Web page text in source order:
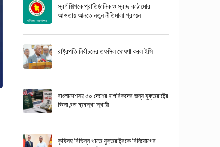
স্বর্ণ শিল্পকে প্রাতিষ্ঠানিক ও স্বচ্ছ কাঠামোর
আওতায় আনতে নতুন নীতিমালা প্রণয়ন
রাষ্ট্রপতি নির্বাচনের তফসিল ঘোষণা করল ইসি
বাংলাদেশসহ ৫০ দেশের নাগরিকদের জন্য যুক্তরাষ্ট্রে
ভিসা বন্ড ব্যবস্থা স্থায়ী
কৃষিসহ বিভিন্ন খাতে যুক্তরাষ্ট্রকে বিনিয়োগের